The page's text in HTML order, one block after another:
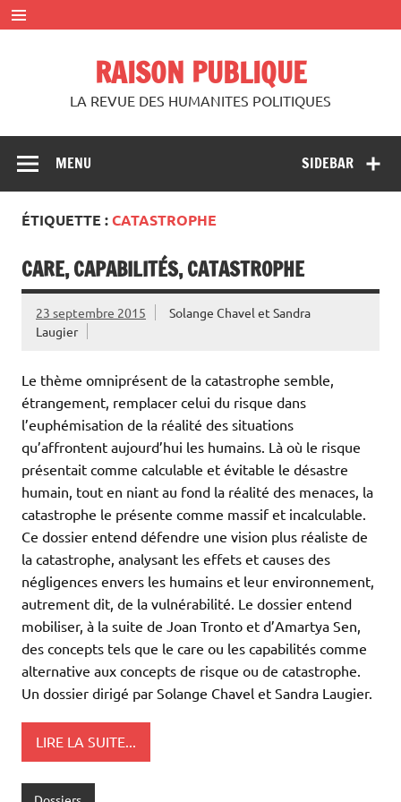
Skip
to
content
RAISON PUBLIQUE
LA REVUE DES HUMANITES POLITIQUES
SIDEBAR
MENU
ÉTIQUETTE :CATASTROPHE
CARE, CAPABILITÉS, CATASTROPHE
23 septembre 2015 Solange Chavel et Sandra
Laugier
Le thème omniprésent de la catastrophe semble,
étrangement, remplacer celui du risque dans
l’euphémisation de la réalité des situations
qu’affrontent aujourd’hui les humains. Là où le risque
présentait comme calculable et évitable le désastre
humain, tout en niant au fond la réalité des menaces, la
catastrophe le présente comme massif et incalculable.
Ce dossier entend défendre une vision plus réaliste de
la catastrophe, analysant les effets et causes des
négligences envers les humains et leur environnement,
autrement dit, de la vulnérabilité. Le dossier entend
mobiliser, à la suite de Joan Tronto et d’Amartya Sen,
des concepts tels que le care ou les capabilités comme
alternative aux concepts de risque ou de catastrophe.
Un dossier dirigé par Solange Chavel et Sandra Laugier.
LIRE LA SUITE...